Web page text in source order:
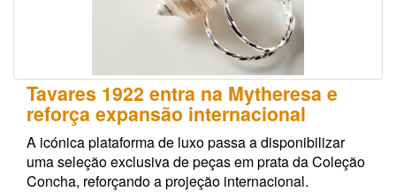
Tavares 1922 entra na Mytheresa e
reforça expansão internacional
A icónica plataforma de luxo passa a disponibilizar
uma seleção exclusiva de peças em prata da Coleção
Concha, reforçando a projeção internacional.